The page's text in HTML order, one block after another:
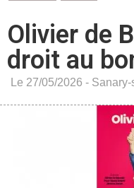
Olivier de
droit au
Le 27/05/2026 - Sanary-